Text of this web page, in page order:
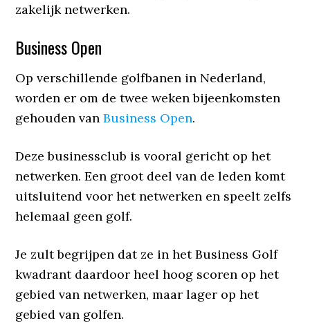
zakelijk netwerken.
Business Open
Op verschillende golfbanen in Nederland,
worden er om de twee weken bijeenkomsten
gehouden vanBusiness Open.
Deze businessclub is vooral gericht op het
netwerken. Een groot deel van de leden komt
uitsluitend voor het netwerken en speelt zelfs
helemaal geen golf.
Je zult begrijpen dat ze in het Business Golf
kwadrant daardoor heel hoog scoren op het
gebied van netwerken, maar lager op het
gebied van golfen.